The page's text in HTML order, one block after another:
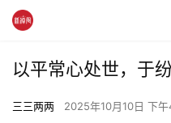
以平常心处世，于
三三两两 2025年10月10日 下